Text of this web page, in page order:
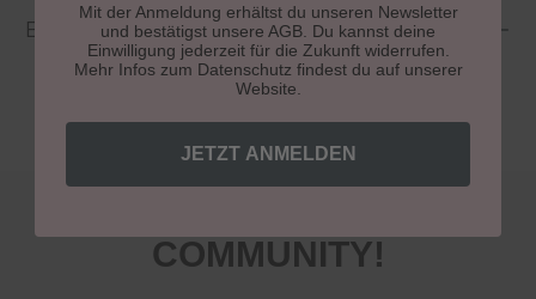
Bewertungen
COMMUNITY!
Mit der Anmeldung erhältst du unseren Newsletter
und bestätigst unsere AGB. Du kannst deine
Einwilligung jederzeit für die Zukunft widerrufen.
Mehr Infos zum Datenschutz findest du auf unserer
Website.
JETZT ANMELDEN